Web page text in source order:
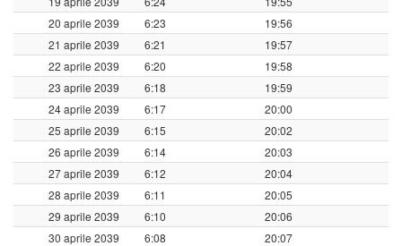
20 aprile 2039
6:23
19:56
21 aprile 2039
6:21
19:57
22 aprile 2039
6:20
19:58
23 aprile 2039
6:18
19:59
24 aprile 2039
6:17
20:00
25 aprile 2039
6:15
20:02
26 aprile 2039
6:14
20:03
27 aprile 2039
6:12
20:04
28 aprile 2039
6:11
20:05
29 aprile 2039
6:10
20:06
30 aprile 2039
6:08 20:07